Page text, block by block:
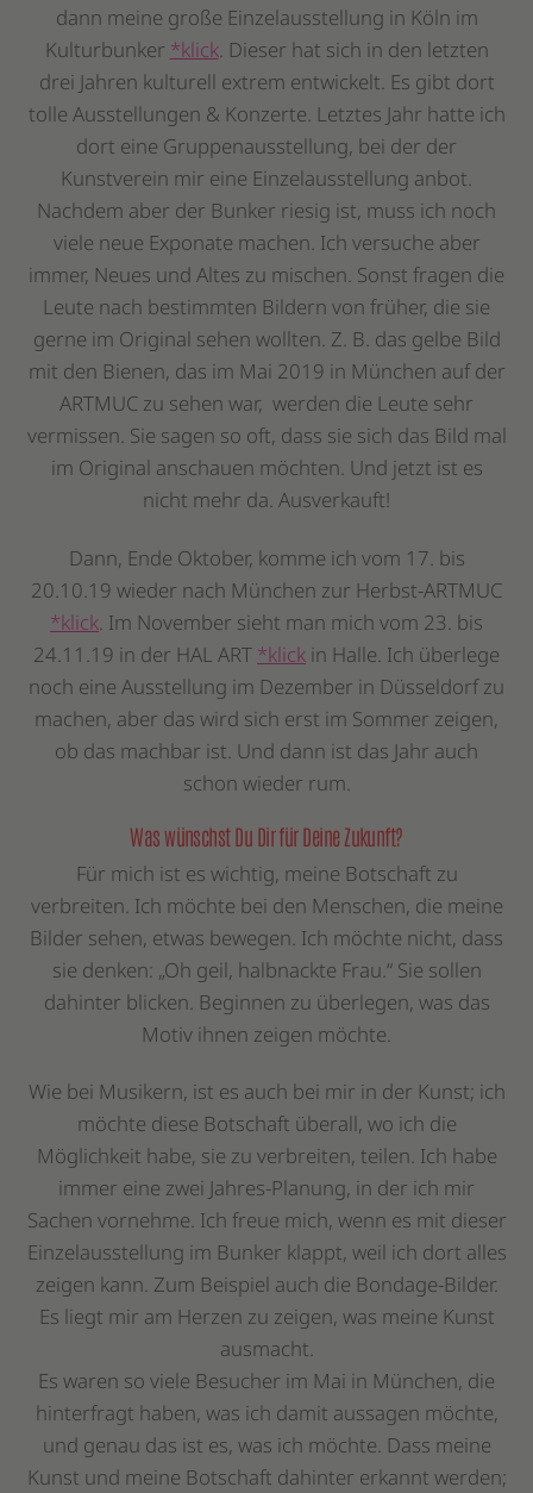
dann meine große Einzelausstellung in Köln im
Kulturbunker *klick. Dieser hat sich in den letzten
drei Jahren kulturell extrem entwickelt. Es gibt dort
tolle Ausstellungen & Konzerte. Letztes Jahr hatte ich
dort eine Gruppenausstellung, bei der der
Kunstverein mir eine Einzelausstellung anbot.
Nachdem aber der Bunker riesig ist, muss ich noch
viele neue Exponate machen. Ich versuche aber
immer, Neues und Altes zu mischen. Sonst fragen die
Leute nach bestimmten Bildern von früher, die sie
gerne im Original sehen wollten. Z. B. das gelbe Bild
mit den Bienen, das im Mai 2019 in München auf der
ARTMUC zu sehen war, werden die Leute sehr
vermissen. Sie sagen so oft, dass sie sich das Bild mal
im Original anschauen möchten. Und jetzt ist es
nicht mehr da. Ausverkauft!
Dann, Ende Oktober, komme ich vom 17. bis
20.10.19 wieder nach München zur Herbst-ARTMUC
*klick. Im November sieht man mich vom 23. bis
24.11.19 in der HAL ART *klick in Halle. Ich überlege
noch eine Ausstellung im Dezember in Düsseldorf zu
machen, aber das wird sich erst im Sommer zeigen,
ob das machbar ist. Und dann ist das Jahr auch
schon wieder rum.
Was wünschst Du Dir für Deine Zukunft?
Für mich ist es wichtig, meine Botschaft zu
verbreiten. Ich möchte bei den Menschen, die meine
Bilder sehen, etwas bewegen. Ich möchte nicht, dass
sie denken: „Oh geil, halbnackte Frau.“ Sie sollen
dahinter blicken. Beginnen zu überlegen, was das
Motiv ihnen zeigen möchte.
Wie bei Musikern, ist es auch bei mir in der Kunst; ich
möchte diese Botschaft überall, wo ich die
Möglichkeit habe, sie zu verbreiten, teilen. Ich habe
immer eine zwei Jahres-Planung, in der ich mir
Sachen vornehme. Ich freue mich, wenn es mit dieser
Einzelausstellung im Bunker klappt, weil ich dort alles
zeigen kann. Zum Beispiel auch die Bondage-Bilder.
Es liegt mir am Herzen zu zeigen, was meine Kunst
ausmacht.
Es waren so viele Besucher im Mai in München, die
hinterfragt haben, was ich damit aussagen möchte,
und genau das ist es, was ich möchte. Dass meine
Kunst und meine Botschaft dahinter erkannt werden;